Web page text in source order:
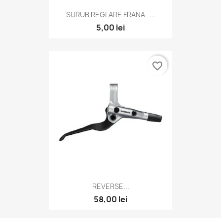
SURUB REGLARE FRANA -...
5,00 lei
REVERSE...
58,00 lei
favorite_border